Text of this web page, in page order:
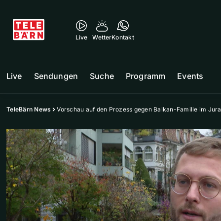
Live WetterKontakt
Live Sendungen Suche Programm Events
TeleBärn News Vorschau auf den Prozess gegen Balkan-Familie im Jura